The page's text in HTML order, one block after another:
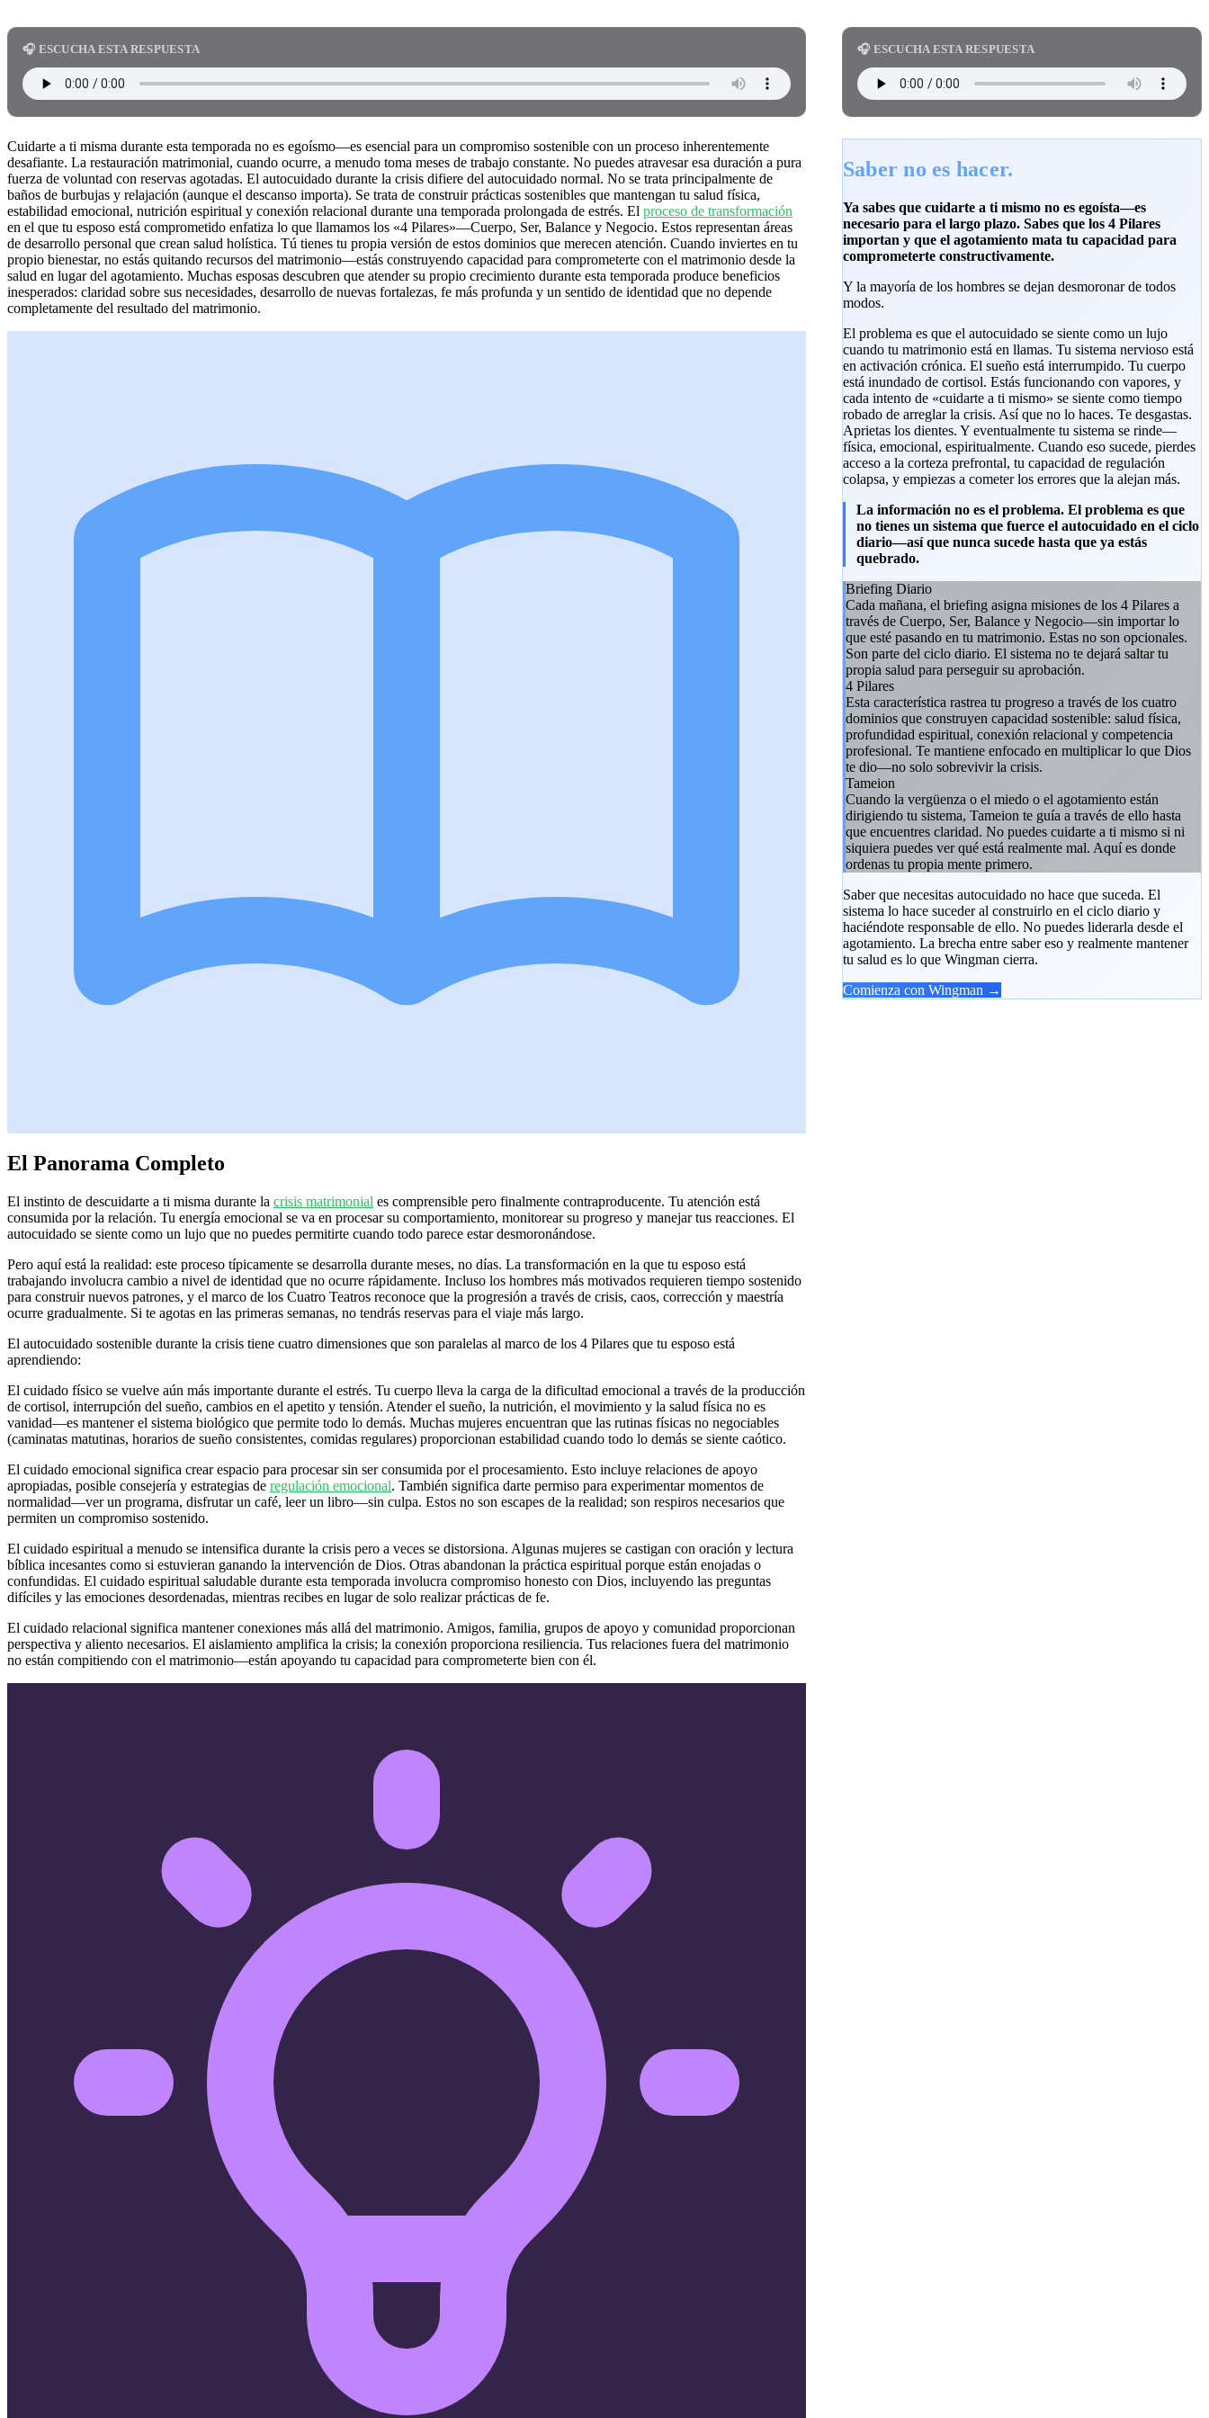
🎧 ESCUCHA ESTA RESPUESTA
Cuidarte a ti misma durante esta temporada no es egoísmo—es esencial para un compromiso sostenible con un proceso inherentemente
desafiante. La restauración matrimonial, cuando ocurre, a menudo toma meses de trabajo constante. No puedes atravesar esa duración a pura
fuerza de voluntad con reservas agotadas. El autocuidado durante la crisis difiere del autocuidado normal. No se trata principalmente de
baños de burbujas y relajación (aunque el descanso importa). Se trata de construir prácticas sostenibles que mantengan tu salud física,
estabilidad emocional, nutrición espiritual y conexión relacional durante una temporada prolongada de estrés. El proceso de transformación
en el que tu esposo está comprometido enfatiza lo que llamamos los «4 Pilares»—Cuerpo, Ser, Balance y Negocio. Estos representan áreas
de desarrollo personal que crean salud holística. Tú tienes tu propia versión de estos dominios que merecen atención. Cuando inviertes en tu
propio bienestar, no estás quitando recursos del matrimonio—estás construyendo capacidad para comprometerte con el matrimonio desde la
salud en lugar del agotamiento. Muchas esposas descubren que atender su propio crecimiento durante esta temporada produce beneficios
inesperados: claridad sobre sus necesidades, desarrollo de nuevas fortalezas, fe más profunda y un sentido de identidad que no depende
completamente del resultado del matrimonio.
El Panorama Completo
El instinto de descuidarte a ti misma durante la crisis matrimonial es comprensible pero finalmente contraproducente. Tu atención está
consumida por la relación. Tu energía emocional se va en procesar su comportamiento, monitorear su progreso y manejar tus reacciones. El
autocuidado se siente como un lujo que no puedes permitirte cuando todo parece estar desmoronándose.
Pero aquí está la realidad: este proceso típicamente se desarrolla durante meses, no días. La transformación en la que tu esposo está
trabajando involucra cambio a nivel de identidad que no ocurre rápidamente. Incluso los hombres más motivados requieren tiempo sostenido
para construir nuevos patrones, y el marco de los Cuatro Teatros reconoce que la progresión a través de crisis, caos, corrección y maestría
ocurre gradualmente. Si te agotas en las primeras semanas, no tendrás reservas para el viaje más largo.
El autocuidado sostenible durante la crisis tiene cuatro dimensiones que son paralelas al marco de los 4 Pilares que tu esposo está
aprendiendo:
El cuidado físico se vuelve aún más importante durante el estrés. Tu cuerpo lleva la carga de la dificultad emocional a través de la producción
de cortisol, interrupción del sueño, cambios en el apetito y tensión. Atender el sueño, la nutrición, el movimiento y la salud física no es
vanidad—es mantener el sistema biológico que permite todo lo demás. Muchas mujeres encuentran que las rutinas físicas no negociables
(caminatas matutinas, horarios de sueño consistentes, comidas regulares) proporcionan estabilidad cuando todo lo demás se siente caótico.
El cuidado emocional significa crear espacio para procesar sin ser consumida por el procesamiento. Esto incluye relaciones de apoyo
apropiadas, posible consejería y estrategias de regulación emocional. También significa darte permiso para experimentar momentos de
normalidad—ver un programa, disfrutar un café, leer un libro—sin culpa. Estos no son escapes de la realidad; son respiros necesarios que
permiten un compromiso sostenido.
El cuidado espiritual a menudo se intensifica durante la crisis pero a veces se distorsiona. Algunas mujeres se castigan con oración y lectura
bíblica incesantes como si estuvieran ganando la intervención de Dios. Otras abandonan la práctica espiritual porque están enojadas o
confundidas. El cuidado espiritual saludable durante esta temporada involucra compromiso honesto con Dios, incluyendo las preguntas
difíciles y las emociones desordenadas, mientras recibes en lugar de solo realizar prácticas de fe.
El cuidado relacional significa mantener conexiones más allá del matrimonio. Amigos, familia, grupos de apoyo y comunidad proporcionan
perspectiva y aliento necesarios. El aislamiento amplifica la crisis; la conexión proporciona resiliencia. Tus relaciones fuera del matrimonio
no están compitiendo con el matrimonio—están apoyando tu capacidad para comprometerte bien con él.
🎧 ESCUCHA ESTA RESPUESTA
Saber no es hacer.
Ya sabes que cuidarte a ti mismo no es egoísta—es
necesario para el largo plazo. Sabes que los 4 Pilares
importan y que el agotamiento mata tu capacidad para
comprometerte constructivamente.
Y la mayoría de los hombres se dejan desmoronar de todos
modos.
El problema es que el autocuidado se siente como un lujo
cuando tu matrimonio está en llamas. Tu sistema nervioso está
en activación crónica. El sueño está interrumpido. Tu cuerpo
está inundado de cortisol. Estás funcionando con vapores, y
cada intento de «cuidarte a ti mismo» se siente como tiempo
robado de arreglar la crisis. Así que no lo haces. Te desgastas.
Aprietas los dientes. Y eventualmente tu sistema se rinde—
física, emocional, espiritualmente. Cuando eso sucede, pierdes
acceso a la corteza prefrontal, tu capacidad de regulación
colapsa, y empiezas a cometer los errores que la alejan más.
La información no es el problema. El problema es que
no tienes un sistema que fuerce el autocuidado en el ciclo
diario—así que nunca sucede hasta que ya estás
quebrado.
Briefing Diario
Cada mañana, el briefing asigna misiones de los 4 Pilares a
través de Cuerpo, Ser, Balance y Negocio—sin importar lo
que esté pasando en tu matrimonio. Estas no son opcionales.
Son parte del ciclo diario. El sistema no te dejará saltar tu
propia salud para perseguir su aprobación.
4 Pilares
Esta característica rastrea tu progreso a través de los cuatro
dominios que construyen capacidad sostenible: salud física,
profundidad espiritual, conexión relacional y competencia
profesional. Te mantiene enfocado en multiplicar lo que Dios
te dio—no solo sobrevivir la crisis.
Tameion
Cuando la vergüenza o el miedo o el agotamiento están
dirigiendo tu sistema, Tameion te guía a través de ello hasta
que encuentres claridad. No puedes cuidarte a ti mismo si ni
siquiera puedes ver qué está realmente mal. Aquí es donde
ordenas tu propia mente primero.
Saber que necesitas autocuidado no hace que suceda. El
sistema lo hace suceder al construirlo en el ciclo diario y
haciéndote responsable de ello. No puedes liderarla desde el
agotamiento. La brecha entre saber eso y realmente mantener
tu salud es lo que Wingman cierra.
Comienza con Wingman →